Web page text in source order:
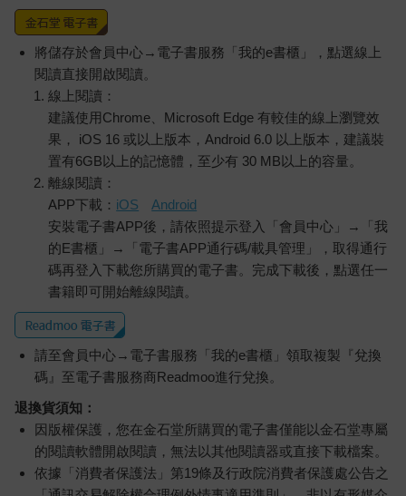
將儲存於會員中心→電子書服務「我的e書櫃」，點選線上
閱讀直接開啟閱讀。
線上閱讀：
建議使用Chrome、Microsoft Edge 有較佳的線上瀏覽效
果， iOS 16 或以上版本，Android 6.0 以上版本，建議裝
置有6GB以上的記憶體，至少有 30 MB以上的容量。
離線閱讀：
APP下載： iOS
Android
安裝電子書APP後，請依照提示登入「會員中心」→「我
的E書櫃」→「電子書APP通行碼/載具管理」，取得通行
碼再登入下載您所購買的電子書。完成下載後，點選任一
書籍即可開始離線閱讀。
請至會員中心→電子書服務「我的e書櫃」領取複製『兌換
碼』至電子書服務商Readmoo進行兌換。
退換貨須知：
因版權保護，您在金石堂所購買的電子書僅能以金石堂專屬
的閱讀軟體開啟閱讀，無法以其他閱讀器或直接下載檔案。
依據「消費者保護法」第19條及行政院消費者保護處公告之